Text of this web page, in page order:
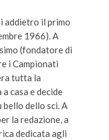
addietro il primo
1966). A
(fondatore di
i Campionati
tutta la
casa e decide
bello dello sci. A
la redazione, a
dedicata agli